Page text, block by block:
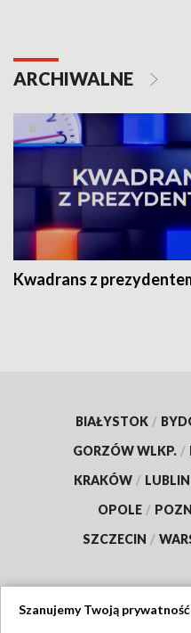
ARCHIWALNE
Kwadrans z
BIAŁYSTOK /
GORZÓW WLKP. /
KRAKÓW / LUBLIN
OPOLE /
SZCZECIN /
Szanujemy Twoją prywatność